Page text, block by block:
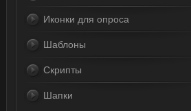
Иконки для опроса
Шаблоны
Скрипты
Шапки